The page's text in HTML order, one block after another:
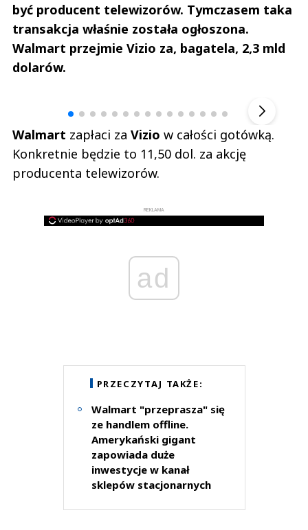
być producent telewizorów. Tymczasem taka
transakcja właśnie została ogłoszona.
Walmart przejmie Vizio za, bagatela, 2,3 mld
dolarów.
Walmart zapłaci za Vizio w całości gotówką.
Konkretnie będzie to 11,50 dol. za akcję
producenta telewizorów.
REKLAMA
ad
PRZECZYTAJ TAKŻE:
Walmart "przeprasza" się
ze handlem offline.
Amerykański gigant
zapowiada duże
inwestycje w kanał
sklepów stacjonarnych